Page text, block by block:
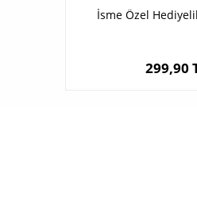
İsme Özel
299,90